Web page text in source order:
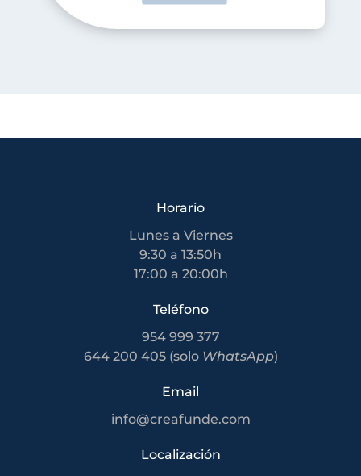
Horario
Lunes a Viernes
9:30 a 13:50h
17:00 a 20:00h
Teléfono
954 999 377
644 200 405 (solo WhatsApp)
Email
info@creafunde.com
Localización